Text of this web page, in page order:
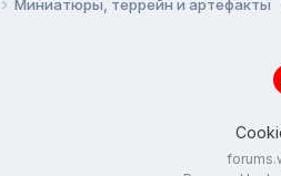
Миниатюры, террейн и артефакты